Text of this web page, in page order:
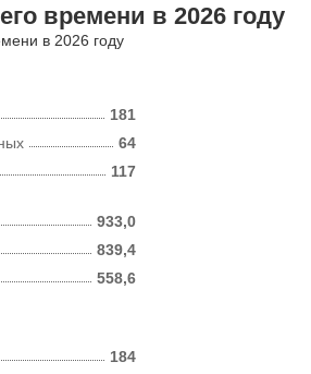
времени в 2026 году
в 2026 году
181
117
64
933,0
839,4
558,6
184